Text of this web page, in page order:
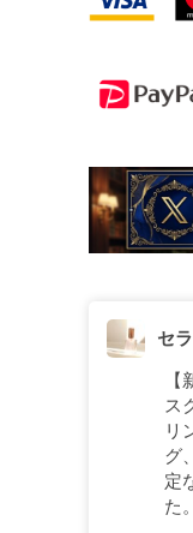
セ
ス
リ
グ
定
た。